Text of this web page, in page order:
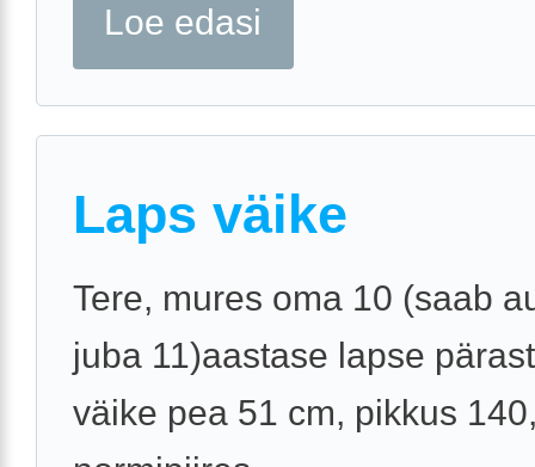
Loe edasi
Laps väike
Tere, mures oma 10 (saab
juba 11)aastase lapse
väike pea 51 cm, pikkus